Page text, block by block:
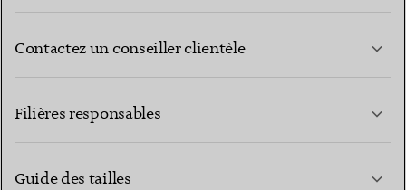
Contactez un conseiller clientèle
Filières responsables
Guide des tailles